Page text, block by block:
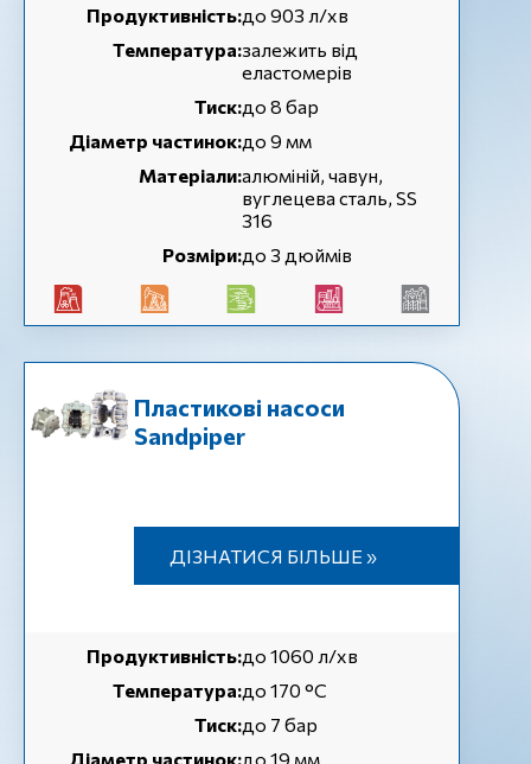
Продуктивність:до 903 л/хв
Температура:залежить від
еластомерів
Тиск:до 8 бар
Діаметр частинок:до 9 мм
Матеріали:алюміній, чавун,
вуглецева сталь, SS
316
Розміри:до 3 дюймів
Пластикові насоси
Sandpiper
ДІЗНАТИСЯ БІЛЬШЕ »
Продуктивність:до 1060 л/хв
Температура:до 170 °C
Тиск:до 7 бар
Діаметр частинок:до 19 мм